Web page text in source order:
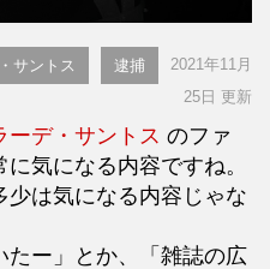
サントス 逮捕
2021年11月
25日 更新
ーデ・サントス のファ
気になる内容ですね。
少は気になる内容じゃな
たー」とか、「雑誌の広